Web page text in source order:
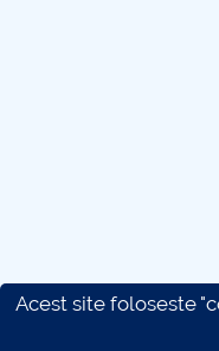
Acest site foloseste